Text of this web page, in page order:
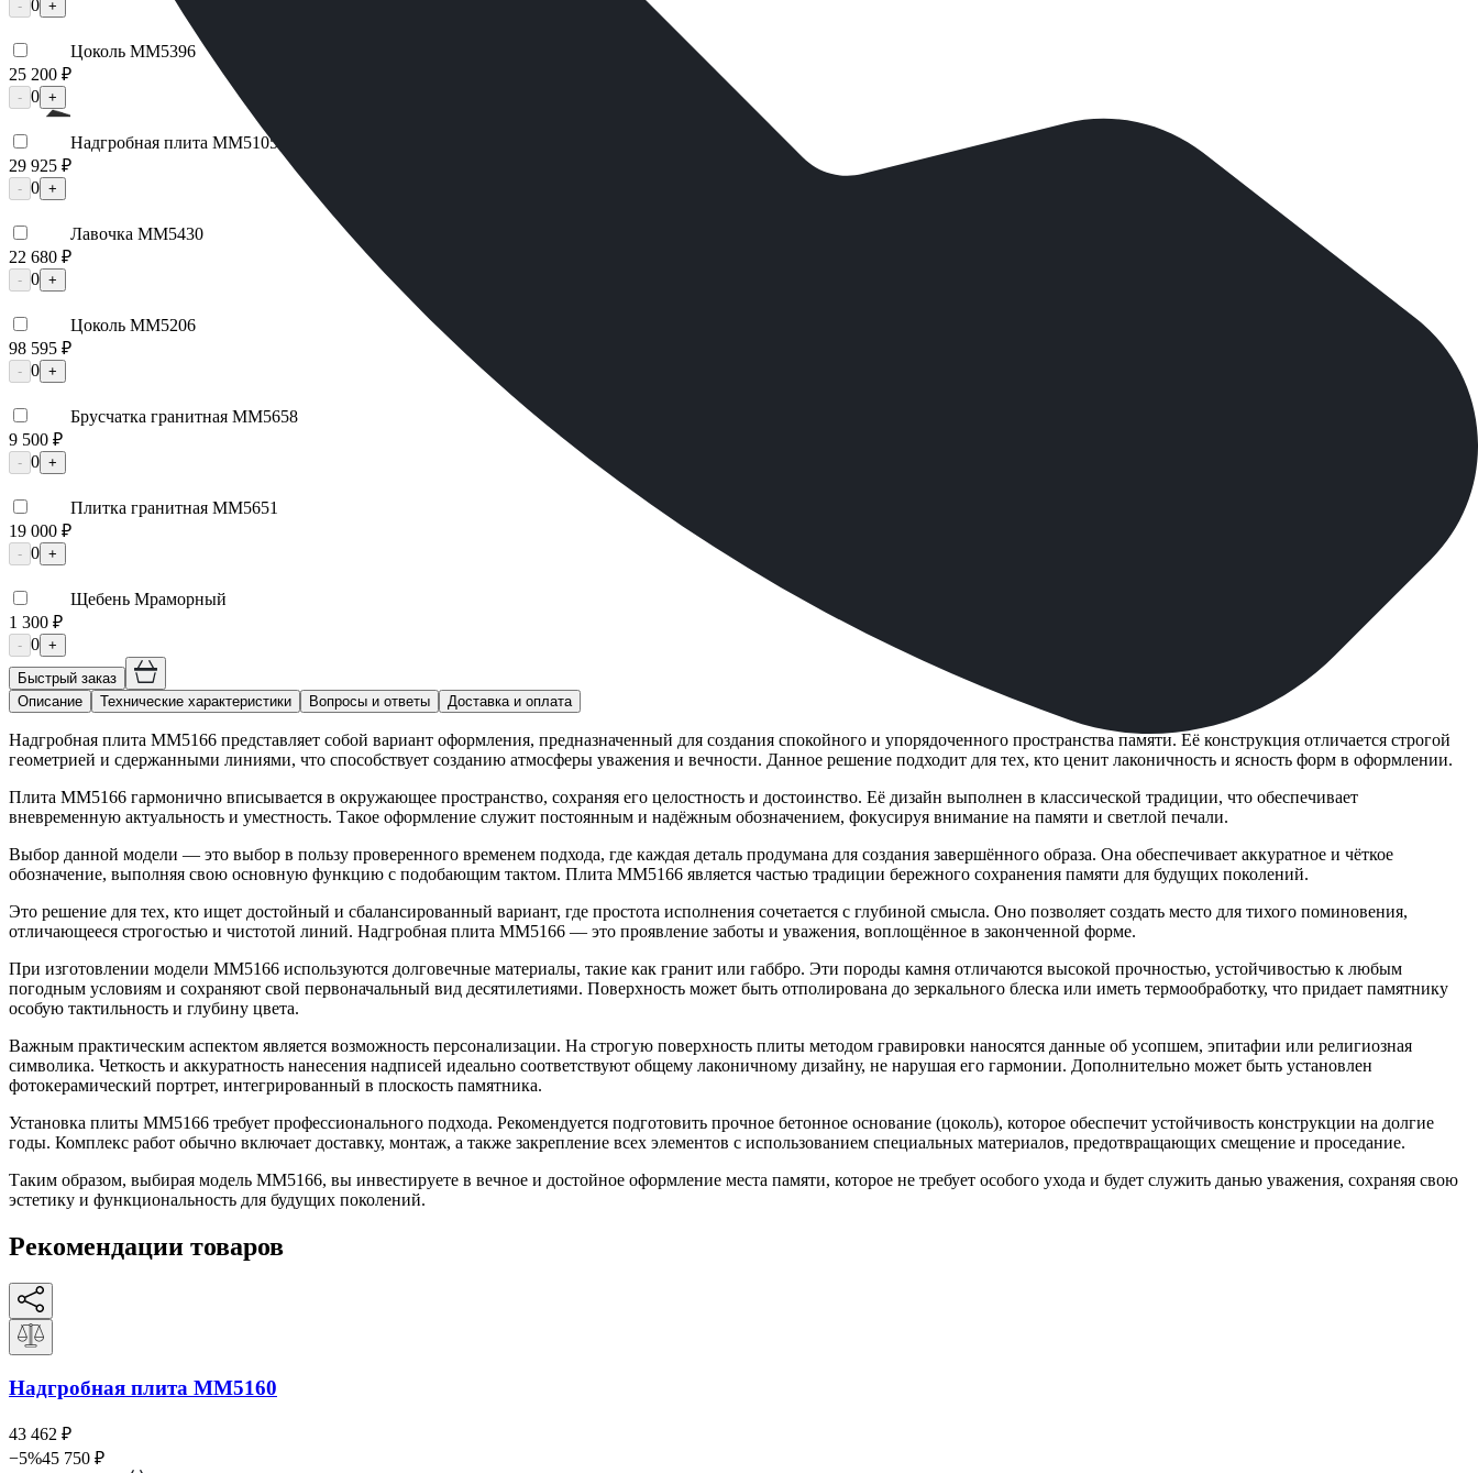
- 0 +
Цоколь ММ5396
25 200 ₽
- 0 +
Надгробная плита ММ5105
29 925 ₽
- 0 +
Лавочка ММ5430
22 680 ₽
- 0 +
Цоколь ММ5206
98 595 ₽
- 0 +
Брусчатка гранитная ММ5658
9 500 ₽
- 0 +
Плитка гранитная ММ5651
19 000 ₽
- 0 +
Щебень Мраморный
1 300 ₽
- 0 +
Быстрый заказ
Описание
Технические характеристики Вопросы и ответы Доставка и оплата
Надгробная плита ММ5166 представляет собой вариант оформления, предназначенный для создания спокойного и упорядоченного пространства памяти. Её конструкция отличается строгой
геометрией и сдержанными линиями, что способствует созданию атмосферы уважения и вечности. Данное решение подходит для тех, кто ценит лаконичность и ясность форм в оформлении.
Плита ММ5166 гармонично вписывается в окружающее пространство, сохраняя его целостность и достоинство. Её дизайн выполнен в классической традиции, что обеспечивает
вневременную актуальность и уместность. Такое оформление служит постоянным и надёжным обозначением, фокусируя внимание на памяти и светлой печали.
Выбор данной модели — это выбор в пользу проверенного временем подхода, где каждая деталь продумана для создания завершённого образа. Она обеспечивает аккуратное и чёткое
обозначение, выполняя свою основную функцию с подобающим тактом. Плита ММ5166 является частью традиции бережного сохранения памяти для будущих поколений.
Это решение для тех, кто ищет достойный и сбалансированный вариант, где простота исполнения сочетается с глубиной смысла. Оно позволяет создать место для тихого поминовения,
отличающееся строгостью и чистотой линий. Надгробная плита ММ5166 — это проявление заботы и уважения, воплощённое в законченной форме.
При изготовлении модели ММ5166 используются долговечные материалы, такие как гранит или габбро. Эти породы камня отличаются высокой прочностью, устойчивостью к любым
погодным условиям и сохраняют свой первоначальный вид десятилетиями. Поверхность может быть отполирована до зеркального блеска или иметь термообработку, что придает памятнику
особую тактильность и глубину цвета.
Важным практическим аспектом является возможность персонализации. На строгую поверхность плиты методом гравировки наносятся данные об усопшем, эпитафии или религиозная
символика. Четкость и аккуратность нанесения надписей идеально соответствуют общему лаконичному дизайну, не нарушая его гармонии. Дополнительно может быть установлен
фотокерамический портрет, интегрированный в плоскость памятника.
Установка плиты ММ5166 требует профессионального подхода. Рекомендуется подготовить прочное бетонное основание (цоколь), которое обеспечит устойчивость конструкции на долгие
годы. Комплекс работ обычно включает доставку, монтаж, а также закрепление всех элементов с использованием специальных материалов, предотвращающих смещение и проседание.
Таким образом, выбирая модель ММ5166, вы инвестируете в вечное и достойное оформление места памяти, которое не требует особого ухода и будет служить данью уважения, сохраняя свою
эстетику и функциональность для будущих поколений.
Рекомендации товаров
Надгробная плита ММ5160
43 462 ₽
−5%45 750 ₽